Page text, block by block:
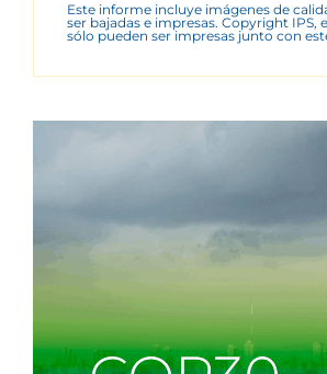
Este informe incluye imágenes de
ser bajadas e impresas. Copyright IPS,
sólo pueden ser impresas junto con